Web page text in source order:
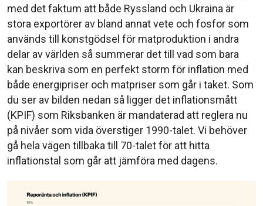
med det faktum att både Ryssland och Ukraina är
stora exportörer av bland annat vete och fosfor som
används till konstgödsel för matproduktion i andra
delar av världen så summerar det till vad som bara
kan beskriva som en perfekt storm för inflation med
både energipriser och matpriser som går i taket. Som
du ser av bilden nedan så ligger det inflationsmått
(KPIF) som Riksbanken är mandaterad att reglera nu
på nivåer som vida överstiger 1990-talet. Vi behöver
gå hela vägen tillbaka till 70-talet för att hitta
inflationstal som går att jämföra med dagens.